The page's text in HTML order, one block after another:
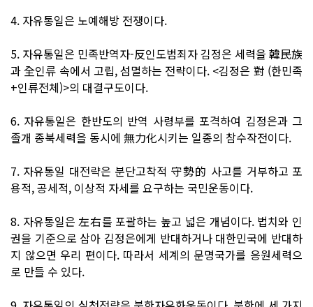
4. 자유통일은 노예해방 전쟁이다.
5. 자유통일은 민족반역자-反인도범죄자 김정은 세력을 韓民族
과 全인류 속에서 고립, 섬멸하는 전략이다. <김정은 對 (한민족
+인류전체)>의 대결구도이다.
6. 자유통일은 한반도의 반역 사령부를 포격하여 김정은과 그
졸개 종북세력을 동시에 無力化시키는 일종의 참수작전이다.
7. 자유통일 대전략은 분단고착적 守勢的 사고를 거부하고 포
용적, 공세적, 이상적 자세를 요구하는 국민운동이다.
8. 자유통일은 左右를 포괄하는 높고 넓은 개념이다. 법치와 인
권을 기준으로 삼아 김정은에게 반대하거나 대한민국에 반대하
지 않으면 우리 편이다. 따라서 세계의 문명국가를 응원세력으
로 만들 수 있다.